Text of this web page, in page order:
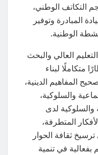
التكاتف الوطني،
المبادرة وتوفير
الوطنية.
العالي والبحث
متكاملًا لبناء
المفاهيم الدينية،
والسلوكية،
والسلوكية لدى
المتطرفة،
ثقافة الحوار
بفعالية في تنمية